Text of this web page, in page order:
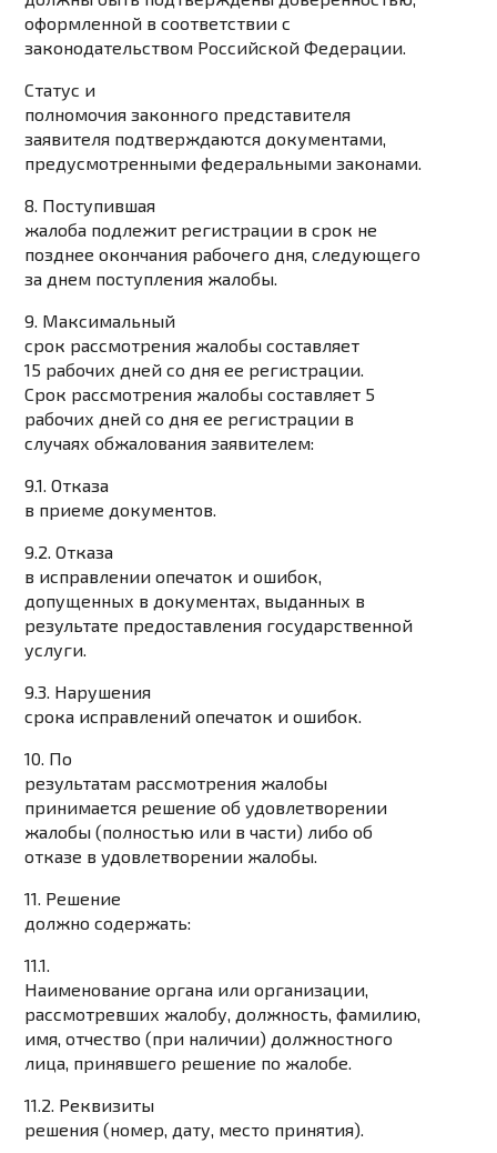
оформленной в соответствии с
законодательством Российской Федерации.
Статус и
полномочия законного представителя
заявителя подтверждаются документами,
предусмотренными федеральными законами.
8. Поступившая
жалоба подлежит регистрации в срок не
позднее окончания рабочего дня, следующего
за днем поступления жалобы.
9. Максимальный
срок рассмотрения жалобы составляет
15 рабочих дней со дня ее регистрации.
Срок рассмотрения жалобы составляет 5
рабочих дней со дня ее регистрации в
случаях обжалования заявителем:
9.1. Отказа
в приеме документов.
9.2. Отказа
в исправлении опечаток и ошибок,
допущенных в документах, выданных в
результате предоставления государственной
услуги.
9.3. Нарушения
срока исправлений опечаток и ошибок.
10. По
результатам рассмотрения жалобы
принимается решение об удовлетворении
жалобы (полностью или в части) либо об
отказе в удовлетворении жалобы.
11. Решение
должно содержать:
11.1.
Наименование органа или организации,
рассмотревших жалобу, должность, фамилию,
имя, отчество (при наличии) должностного
лица, принявшего решение по жалобе.
11.2. Реквизиты
решения (номер, дату, место принятия).